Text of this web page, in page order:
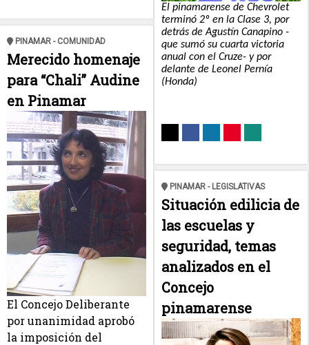
PINAMAR - COMUNIDAD
Merecido homenaje
para “Chali” Audine
en Pinamar
El Concejo Deliberante
por unanimidad aprobó
la imposición del
El pinamarense de Chevrolet
terminó 2º en la Clase 3, por
detrás de Agustín Canapino -
que sumó su cuarta victoria
anual con el Cruze- y por
delante de Leonel Pernía
(Honda)
PINAMAR - LEGISLATIVAS
Situación edilicia de
las escuelas y
seguridad, temas
analizados en el
Concejo
pinamarense